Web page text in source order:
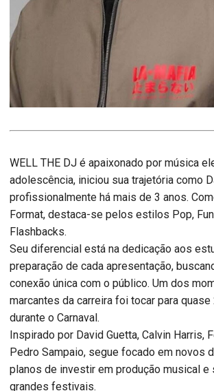
WELL THE DJ é apaixonado por música
adolescência, iniciou sua trajetória como
profissionalmente há mais de 3 anos.
Format, destaca-se pelos estilos Pop,
Flashbacks.
Seu diferencial está na dedicação aos
preparação de cada apresentação,
conexão única com o público. Um dos
marcantes da carreira foi tocar para
durante o Carnaval.
Inspirado por David Guetta, Calvin Harris,
Pedro Sampaio, segue focado em novos
planos de investir em produção musical e
grandes festivais.